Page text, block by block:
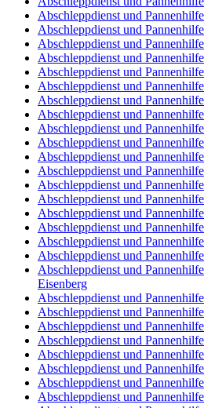
Abschleppdienst und
Abschleppdienst und
Abschleppdienst und
Abschleppdienst und
Abschleppdienst und
Abschleppdienst und
Abschleppdienst und
Abschleppdienst und
Abschleppdienst und
Abschleppdienst und
Abschleppdienst und
Abschleppdienst und
Abschleppdienst und
Abschleppdienst und
Abschleppdienst und
Abschleppdienst und
Abschleppdienst und
Abschleppdienst und
Abschleppdienst und
Eisenberg
Abschleppdienst und
Abschleppdienst und
Abschleppdienst und
Abschleppdienst und
Abschleppdienst und
Abschleppdienst und
Abschleppdienst und
Abschleppdienst und